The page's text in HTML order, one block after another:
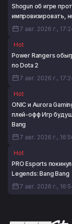
Shogun об игре
импровизировать,
7 авг. 2026 г.,
Hot
Power Rangers
по Dota 2
7 авг. 2026 г.,
Hot
ONIC и Aurora
плей-офф Игр
Bang
7 авг. 2026 г.,
Hot
PRO Esports
Legends: Bang Bang
7 авг. 2026 г.,